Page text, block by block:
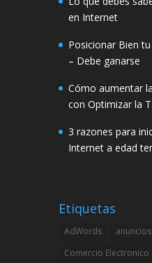
en Internet
Posicionar Bien
– Debe ganarse
Cómo aumentar
con Optimizar la
3 razones para
Internet a edad
Etiquetas
AdWords
Comercio Electronico